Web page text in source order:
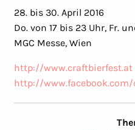
28. bis 30. April 2016
Do. von 17 bis 23 Uhr, Fr.
MGC Messe, Wien
http://www.craftbierfest.at
http://